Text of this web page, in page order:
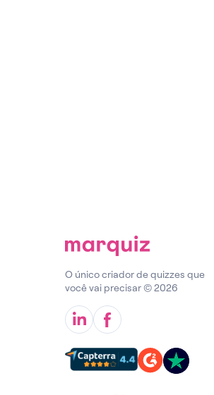
O único criador de quizzes que
você vai precisar © 2026